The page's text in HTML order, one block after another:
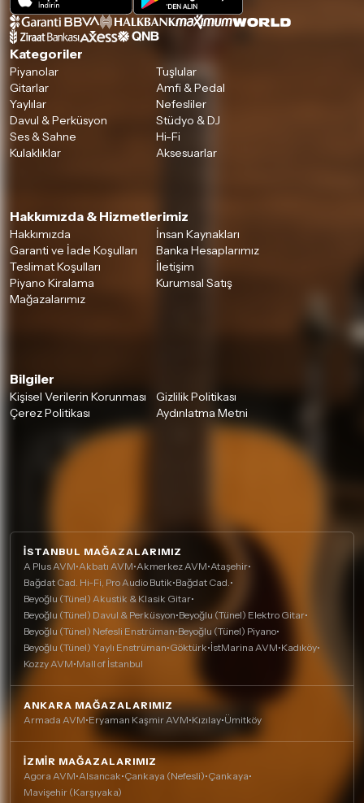
Kategoriler
Piyanolar
Tuşlular
Gitarlar
Amfi & Pedal
Yaylılar
Nefesliler
Davul & Perküsyon
Stüdyo & DJ
Ses & Sahne
Hi-Fi
Kulaklıklar
Aksesuarlar
Hakkımızda & Hizmetlerimiz
Hakkımızda
İnsan Kaynakları
Garanti ve İade Koşulları
Banka Hesaplarımız
Teslimat Koşulları
İletişim
Piyano Kiralama
Kurumsal Satış
Mağazalarımız
Bilgiler
Kişisel Verilerin Korunması
Gizlilik Politikası
Çerez Politikası
Aydınlatma Metni
İSTANBUL MAĞAZALARIMIZ
A Plus AVM•Akbatı AVM•Akmerkez AVM•Ataşehir•
Bağdat Cad. Hi-Fi, Pro Audio Butik•Bağdat Cad.•
Beyoğlu (Tünel) Akustik & Klasik Gitar•
Beyoğlu (Tünel) Davul & Perküsyon•Beyoğlu (Tünel) Elektro Gitar•
Beyoğlu (Tünel) Nefesli Enstrüman•Beyoğlu (Tünel) Piyano•
Beyoğlu (Tünel) Yaylı Enstrüman•Göktürk•İstMarina AVM•Kadıköy•
Kozzy AVM•Mall of İstanbul
ANKARA MAĞAZALARIMIZ
Armada AVM•Eryaman Kaşmir AVM•Kızılay•Ümitköy
İZMIR MAĞAZALARIMIZ
Agora AVM•Alsancak•Çankaya (Nefesli)•Çankaya•
Mavişehir (Karşıyaka)